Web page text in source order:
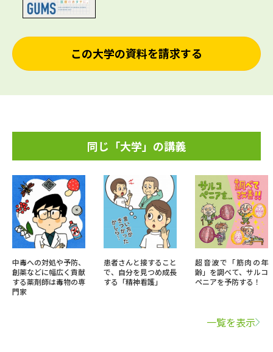
この大学の資料を請求する
同じ「大学」の講義
中毒への対処や予防、
創薬などに幅広く貢献
する薬剤師は毒物の専
門家
患者さんと接すること
で、自分を見つめ成長
する「精神看護」
超音波で「筋肉の年
齢」を調べて、サルコ
ペニアを予防する！
一覧を表示